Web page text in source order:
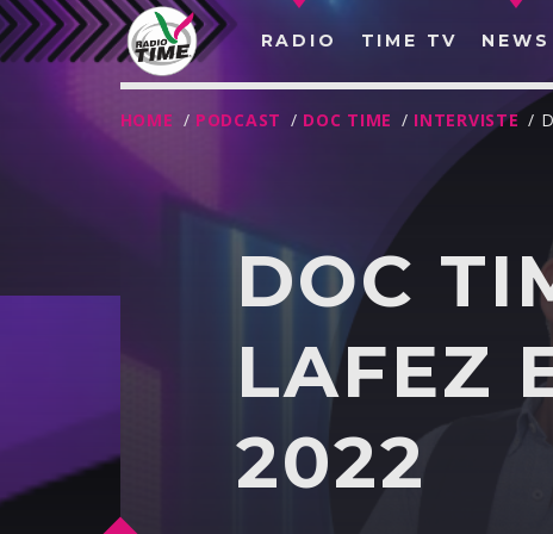
RADIO TIME TV NEWS
HOME / PODCAST / DOC TIME / INTERVISTE /
DOC
LAFEZ
2022